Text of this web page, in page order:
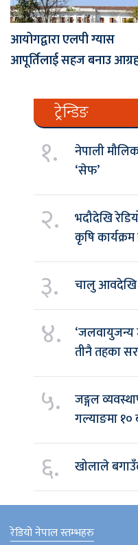
आयोगद्वारा एलपी ग्यास
आपूर्तिलाई सहज बनाउ
ट्रेन्डिङ
१.
नेपाली मौलिक
‘सेफ’
२.
भदौदेखि
कृषि
३. चालु आवदेखि
४.
‘जलवायुजन्य
तीनै तहका
५.
जङ्गल
गल्याङमा १०
६. खोलाले
रेडियो नेपाल स्तम्भहरु